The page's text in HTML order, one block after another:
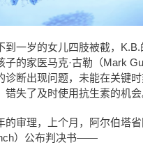
到一岁的女儿四肢被截，
子的家医马克·古勒（Mark
诊断出现问题，未能在关键
错失了及时使用抗生素的机会
的审理，上个月，阿尔伯塔
）公布判决书——